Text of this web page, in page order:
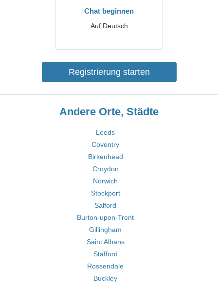
Chat beginnen
Auf Deutsch
Registrierung starten
Andere Orte, Städte
Leeds
Coventry
Birkenhead
Croydon
Norwich
Stockport
Salford
Burton-upon-Trent
Gillingham
Saint Albans
Stafford
Rossendale
Buckley